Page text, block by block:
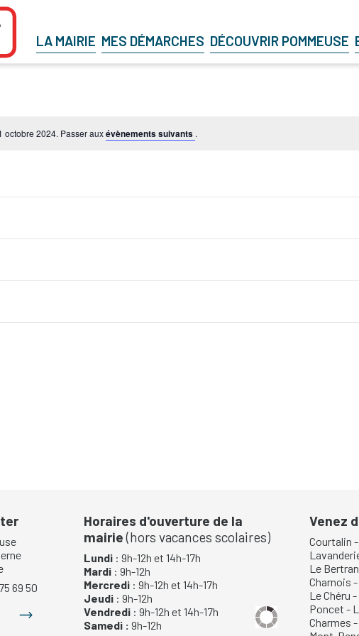
LA MAIRIE MES DÉMARCHES DÉCOUVRIR POMMEUSE
octobre 2024. Passer auxévènements suivants .
69 50
Horaires d'ouverture de la
mairie(hors vacances scolaires)
Lundi: 9h-12h et 14h-17h
Mardi : 9h-12h
Mercredi : 9h-12h et 14h-17h
Jeudi : 9h-12h
Vendredi : 9h-12h et 14h-17h
Samedi : 9h-12h
Venez
Courtalin -
Le
Charnois -
Le Chéru -
Poncet -
Charmes -